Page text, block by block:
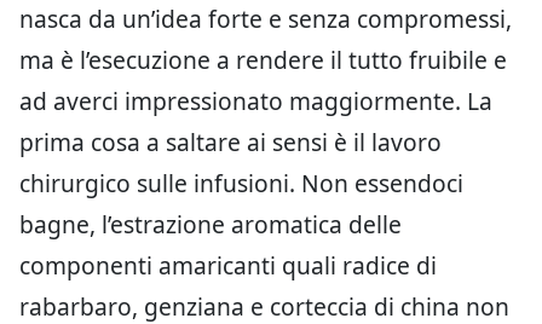
nasca da un’idea forte e senza compromessi,
ma è l’esecuzione a rendere il tutto fruibile e
ad averci impressionato maggiormente. La
prima cosa a saltare ai sensi è il lavoro
chirurgico sulle infusioni. Non essendoci
bagne, l’estrazione aromatica delle
componenti amaricanti quali radice di
rabarbaro, genziana e corteccia di china non